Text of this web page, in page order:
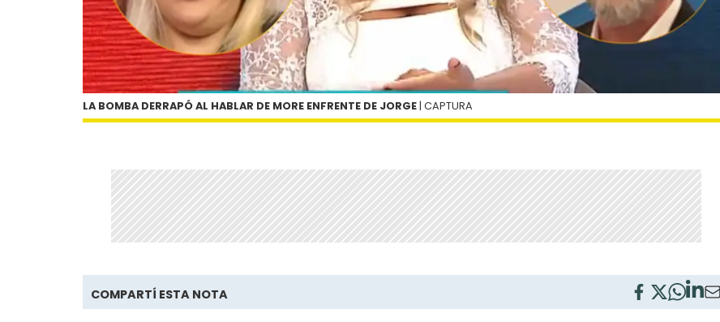
LA BOMBA DERRAPÓ AL HABLAR DE MORE ENFRENTE DE JORGE | CAPTURA
COMPARTÍ ESTA NOTA